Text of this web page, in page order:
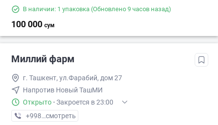
В наличии: 1 упаковка (Обновлено 9 часов назад)
100 000 сум
Миллий фарм
г. Ташкент, ул.Фарабий, дом 27
Напротив Новый ТашМИ
Открыто · Закроется в 23:00
+998 (50) XXX-XX-XX
смотреть